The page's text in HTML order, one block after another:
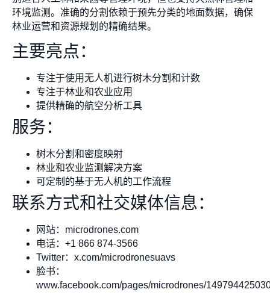
环境监测。准确的分割依赖于预先分类的地面数据，确保
林业运营和资源规划的精确结果。
主要亮点：
专注于使用无人机进行树木分割和计数
专注于林业和农业应用
提供精确的航空分析工具
服务：
树木分割和密度映射
林业和农业监测解决方案
可定制的基于无人机的工作流程
联系方式和社交媒体信息：
网站：microdrones.com
电话：+1 866 874-3566
Twitter：x.com/microdronesuavs
脸书：
www.facebook.com/pages/microdrones/